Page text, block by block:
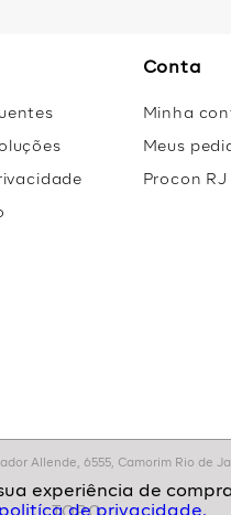
Conta
Minha
Meus
Procon RJ
Allende, 6555, Camorim Rio de